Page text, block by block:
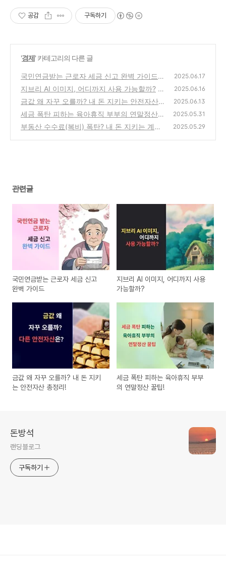
공감 구독하기
'경제' 카테고리의 다른 글
국민연금받는 근로자 세금 신고 완벽 가이드
(0)
2025.06.17
지브리 AI 이미지, 어디까지 사용 가능할까?
(0)
2025.06.16
금값 왜 자꾸 오를까? 내 돈 지키는 안전자산
총정리!
(0)
2025.06.13
세금 폭탄 피하는 육아휴직 부부의 연말정산
꿀팁!
(0)
2025.05.31
부동산 수수료(복비) 폭탄? 내 돈 지키는 계산
2025.05.29
관련글
국민연금받는 근로자 세금 신고
완벽 가이드
지브리 AI 이미지, 어디까지 사용
가능할까?
금값 왜 자꾸 오를까? 내 돈 지키
는 안전자산 총정리!
세금 폭탄 피하는 육아휴직 부부
의 연말정산 꿀팁!
돈방석
랜딩블로그
구독하기